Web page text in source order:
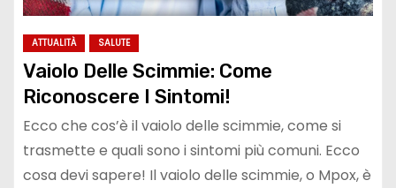
ATTUALITÀ SALUTE
Vaiolo Delle Scimmie: Come
Riconoscere I Sintomi!
Ecco che cos’è il vaiolo delle scimmie, come si
trasmette e quali sono i sintomi più comuni. Ecco
cosa devi sapere! Il vaiolo delle scimmie, o Mpox, è